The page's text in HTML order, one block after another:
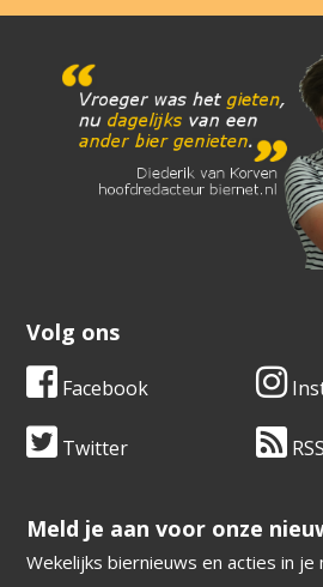
Volg ons
Facebook
Twitter RSS
​​​​​​​Meld je aan voor onze
Wekelijks biernieuws en acties in je